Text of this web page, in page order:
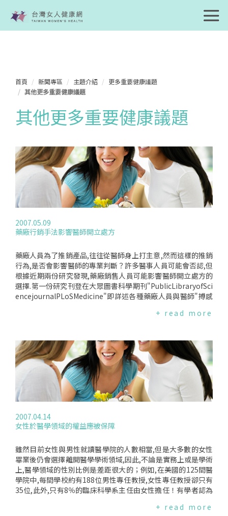
首頁 新聞專區 主題介紹
更多重要健康議題
其他更多重要健康議題
其他更多重要健康議題
2007.05.09
藥廠行銷手法影響醫師開立處方
藥廠人員為了推銷產品,往往從醫師身上打主意,然而這樣的推銷
行為,是否會影響醫師的專業判斷？許多醫事人員可能會否認,但
根據近期兩份研究發現,藥廠銷售人員可能影響醫師開立處方的
選擇.第一份研究刊登在大眾圖書科學期刊"PublicLibraryofSci
encejournalPLoSMedicine"即詳述各種藥廠人員與醫師"搏感
誌、旅遊紀念品、文化或宗教象徵品等；對於講求證據的醫師
饋之.主要研究者AdrianeFugh-Berman表示,醫師通常認為自
己很聰明,但他們忽略其實自身缺乏相關訓練以辨識藥廠的行銷
策略.另一份研究為針對1995~1999年醫師使用癲癇藥物gabap
entin(廠牌名:Neurontin)的調查分析,Pfizer公司因其非法促銷
藥物使用於非適應症用途,被處以2億美元罰金,這項調查包含11
6名藥廠人員與97位醫師,他們發現將近46％的醫師,在接受拜訪
令人注意的是,這樣簡短的拜訪可能最長不超過五分鐘,即能產生
立即的改變,影響醫師將藥品使用於非適應症用途.而且,除了贈
不知不覺中受惠,產生微妙地改變.目前國內對於醫師與廠商的規
範僅有"醫師與廠商間關係守則",尚處於道德勸說階段,但我們認
為道德勸說是不夠的,甚至是忽略事實的消極作法,站在保障病人
安全的立場,我們認為政府應正視此現象,制訂相關法規,避免病
人淪為商業利益下的犧牲者.
+ read more
2007.04.14
女性於醫學領域的權益應被保障
雖然目前女性與男性就讀醫學院的人數相當,但是大多數的女性
畢業後仍會選擇離開醫學學術領域,因此,不論是實務上或是學術
上,醫學領域的性別比例是差距很大的；例如,在美國的125間醫
學院中,每間學校約有188位男性專任教授,女性專任教授卻只有
35位,此外,只有8％的臨床科學系主任由女性擔任！有學者認為
開,例如,許多女性醫師便認為,現今的醫學組織和學術文化對她
+ read more